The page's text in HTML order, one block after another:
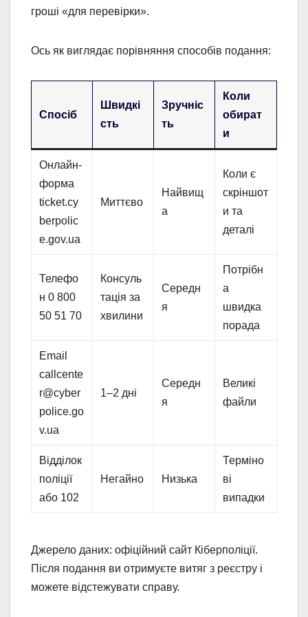
гроші «для перевірки».
Ось як виглядає порівняння способів подання:
Спосіб
Швидкі
сть
Зручніс
ть
Коли
обират
и
Онлайн-
форма
ticket.cy
berpolic
e.gov.ua
Миттєво
Найвищ
а
Коли є
скріншот
и та
деталі
Телефо
н 0 800
50 51 70
Консуль
тація за
хвилини
Середн
я
Потрібн
а
швидка
порада
Email
callcente
r@cyber
police.go
v.ua
1–2 дні
Середн
я
Великі
файли
Відділок
поліції
або 102
Негайно Низька
Терміно
ві
випадки
Джерело даних: офіційний сайт Кіберполіції.
Після подання ви отримуєте витяг з реєстру і
можете відстежувати справу.